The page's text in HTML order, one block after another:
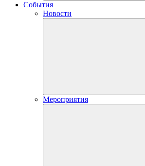
События
Новости
Мероприятия